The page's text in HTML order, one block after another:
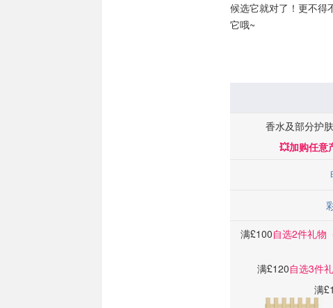
候选它就对了！更不得
它哦~
香水及部分护肤
💥加购任意
满£100自选2件礼物
满£120自选3件
满